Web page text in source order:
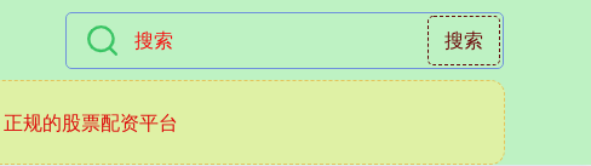
搜索
正规的股票配资平台